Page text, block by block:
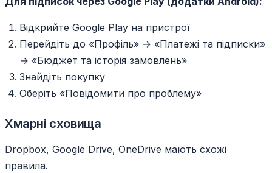
Відкрийте Google Play на пристрої
Перейдіть до «Профіль» → «Платежі та підписки»
→ «Бюджет та історія замовлень»
Знайдіть покупку
Оберіть «Повідомити про проблему»
Хмарні сховища
Dropbox, Google Drive, OneDrive мають схожі
правила.